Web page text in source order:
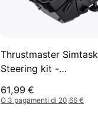
Thrustmaster Simtask
Steering kit -
61,99 €
O 3 pagamenti di 20,66 €